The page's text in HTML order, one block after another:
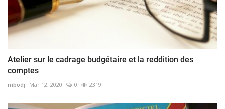
Atelier sur le cadrage budgétaire et la reddition des
comptes
mbodj Mar 12, 2020 0 2319